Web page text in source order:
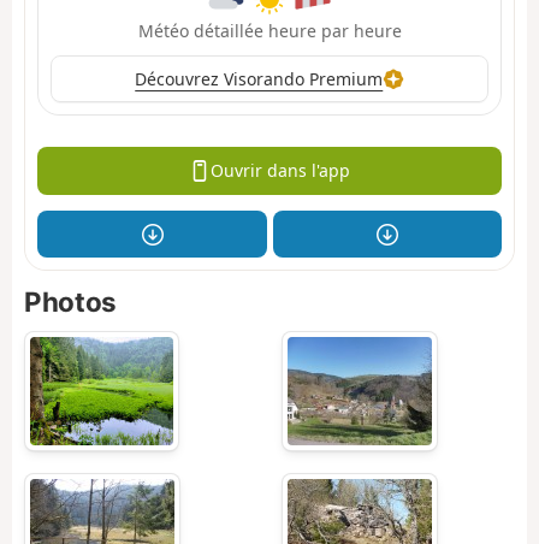
Météo détaillée heure par heure
Découvrez Visorando Premium
Ouvrir dans l'app
Photos